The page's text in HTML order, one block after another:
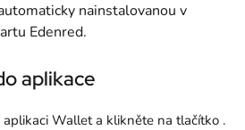
nainstalovanou v
Edenred.
aplikace
aplikaci Wallet a klikněte na tlačítko .